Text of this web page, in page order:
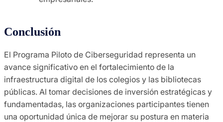
Conclusión
El Programa Piloto de Ciberseguridad representa un
avance significativo en el fortalecimiento de la
infraestructura digital de los colegios y las bibliotecas
públicas. Al tomar decisiones de inversión estratégicas y
fundamentadas, las organizaciones participantes tienen
una oportunidad única de mejorar su postura en materia